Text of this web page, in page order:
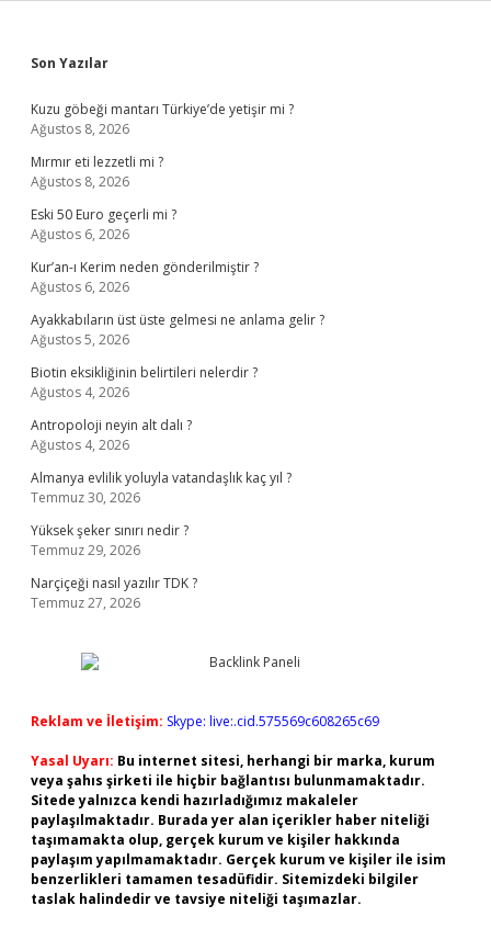
Sidebar
Son Yazılar
Kuzu göbeği mantarı Türkiye’de yetişir mi ?
Ağustos 8, 2026
Mırmır eti lezzetli mi ?
Ağustos 8, 2026
Eski 50 Euro geçerli mi ?
Ağustos 6, 2026
Kur’an-ı Kerim neden gönderilmiştir ?
Ağustos 6, 2026
Ayakkabıların üst üste gelmesi ne anlama gelir ?
Ağustos 5, 2026
Biotin eksikliğinin belirtileri nelerdir ?
Ağustos 4, 2026
Antropoloji neyin alt dalı ?
Ağustos 4, 2026
Almanya evlilik yoluyla vatandaşlık kaç yıl ?
Temmuz 30, 2026
Yüksek şeker sınırı nedir ?
Temmuz 29, 2026
Narçiçeği nasıl yazılır TDK ?
Temmuz 27, 2026
Reklam ve İletişim: Skype: live:.cid.575569c608265c69
Yasal Uyarı: Bu internet sitesi, herhangi bir marka, kurum
veya şahıs şirketi ile hiçbir bağlantısı bulunmamaktadır.
Sitede yalnızca kendi hazırladığımız makaleler
paylaşılmaktadır. Burada yer alan içerikler haber niteliği
taşımamakta olup, gerçek kurum ve kişiler hakkında
paylaşım yapılmamaktadır. Gerçek kurum ve kişiler ile isim
benzerlikleri tamamen tesadüfidir. Sitemizdeki bilgiler
taslak halindedir ve tavsiye niteliği taşımazlar.